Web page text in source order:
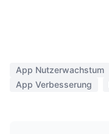
App Nutzerwachstum
App Verbesserung